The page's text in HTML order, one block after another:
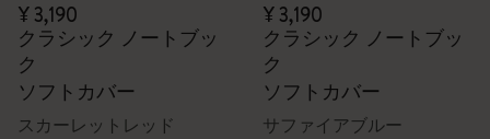
¥ 3,190
クラシック ノートブッ
ク
ソフトカバー
スカーレットレッド
¥ 3,190
クラシック ノートブッ
ク
ソフトカバー
サファイアブルー